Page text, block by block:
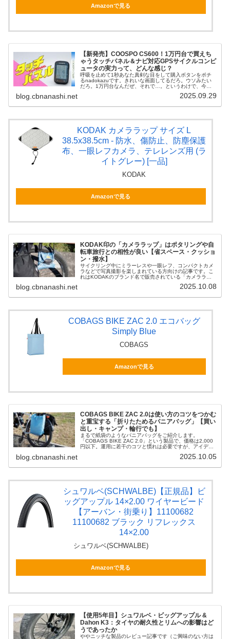
Amazonで見る
【新発売】COOSPO CS600！1万円台で買えち
ゃうタッチパネル＆ナビ対応GPSサイクルコンピ
ュータの実力って、どんな感じ？
呼吸を止めて1秒あなた真剣な目をして購入ボタンをポチ
るnadokazuです。きれいな画面してるだろ。ウソみたい
だろ。1万円台なんだぜ、それで…。というわけで、今回
blog.cbnanashi.net 2025.09.29
KODAK カメララップ サイズ L
38.5x38.5cm - 防水、傷防止、防塵保護
布、一眼レフカメラ、テレレンズ用 (ラ
イトグレー) [一品]
KODAK
Amazonで見る
KODAK印の「カメララップ」はポタリングや自
転車旅行との相性が良い【省スペース・クッショ
ン・撥水】
サイクリング中にミラーレスや一眼レフ、コンパクトカメ
ラなどで写真撮影を楽しまれている方向けの記事です。こ
れはKODAKのブランド名で販売されている「カメララッ
blog.cbnanashi.net 2025.10.08
COBAGS BIKE ZAC 2.0 エコバッグ
Simply Blue
COBAGS
Amazonで見る
COBAGS BIKE ZAC 2.0は使い方のコツをつかむ
と重宝する「折りたためるパニアバッグ」【買い
出し・キャンプ・輪行でも】
まるで紙袋のようなパニアバッグをご紹介します。
「COBAGS BIKE ZAC 2.0」という製品で、価格は2,000
円以下。運用に若干のコツと慣れは必要ですが、アイデア
blog.cbnanashi.net 2025.10.05
シュワルベ(SCHWALBE)【正規品】ビ
ッグアップル 14×2.00 ワイヤービード
【アーバン・街乗り】11100682
11100682 ブラック リフレックス
14×2.00
シュワルベ(SCHWALBE)
Amazonで見る
【使用5年目】シュワルベ・ビッグアップル &
Dahon K3：タイヤの耐久性とリムへの影響はど
うであったか
ややニッチな製品のレビュー記事です（ご興味のない方は